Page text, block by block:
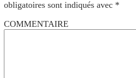
obligatoires sont indiqués avec *
COMMENTAIRE